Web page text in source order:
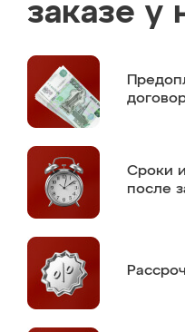
заказе у
Сроки
после